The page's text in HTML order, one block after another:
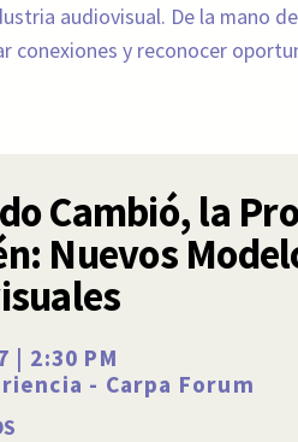
audiovisual. De la mano
conexiones y reconocer
Cambió, la
Nuevos
| 2:30 PM
- Carpa Forum